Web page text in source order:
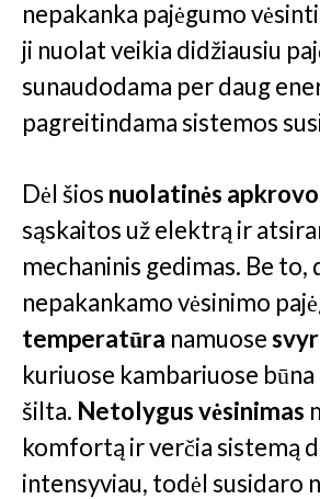
nepakanka pajėgumo
ji nuolat veikia didžiausiu
sunaudodama per daug
pagreitindama sistemos
Dėl šios nuolatinės
sąskaitos už elektrą ir
mechaninis gedimas. Be to,
nepakankamo vėsinimo
temperatūra namuose
kuriuose kambariuose
šilta. Netolygus vėsinimas
komfortą ir verčia sistemą
intensyviau, todėl susidaro